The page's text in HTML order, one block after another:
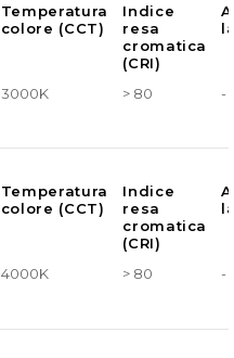
Temperatura
colore (CCT)
Indice
resa
cromatica
(CRI)
3000K > 80 -
Temperatura
colore (CCT)
Indice
resa
cromatica
(CRI)
4000K > 80 -